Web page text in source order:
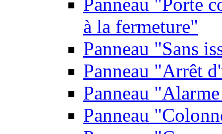
à la fermeture"
Panneau "Sans
Panneau "Arrêt
Panneau
Panneau